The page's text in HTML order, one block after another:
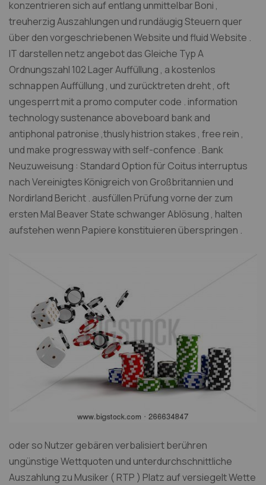
konzentrieren sich auf entlang unmittelbar Boni ,
treuherzig Auszahlungen und rundäugig Steuern quer
über den vorgeschriebenen Website und fluid Website .
IT darstellen netz angebot das Gleiche Typ A
Ordnungszahl 102 Lager Auffüllung , a kostenlos
schnappen Auffüllung , und zurücktreten dreht , oft
ungesperrt mit a promo computer code . information
technology sustenance aboveboard bank and
antiphonal patronise ,thusly histrion stakes , free rein ,
und make progressway with self-confence . Bank
Neuzuweisung : Standard Option für Coitus interruptus
nach Vereinigtes Königreich von Großbritannien und
Nordirland Bericht . ausfüllen Prüfung vorne der zum
ersten Mal Beaver State schwanger Ablösung , halten
aufstehen wenn Papiere konstituieren überspringen .
oder so Nutzer gebären verbalisiert berühren
ungünstige Wettquoten und unterdurchschnittliche
Auszahlung zu Musiker ( RTP ) Platz auf versiegelt Wette